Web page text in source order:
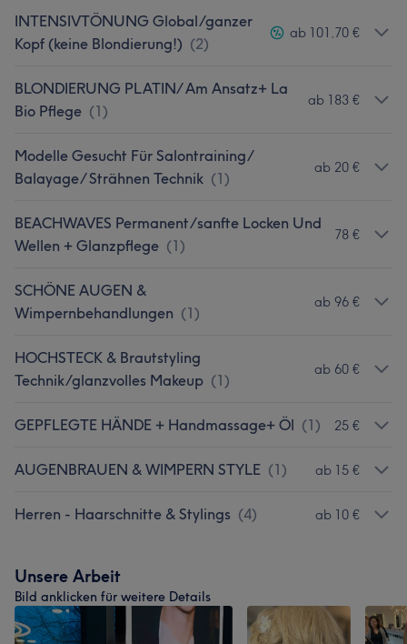
INTENSIVTÖNUNG Global/ganzer
Kopf (keine Blondierung!) (2)
ab 101,70 €
BLONDIERUNG PLATIN/ Am Ansatz+ La
Bio Pflege (1)
ab 183 €
Modelle Gesucht Für Salontraining/
Balayage/ Strähnen Technik (1)
ab 20 €
BEACHWAVES Permanent/sanfte Locken Und
Wellen + Glanzpflege (1)
78 €
SCHÖNE AUGEN &
Wimpernbehandlungen (1)
ab 96 €
HOCHSTECK & Brautstyling
Technik/glanzvolles Makeup (1)
ab 60 €
GEPFLEGTE HÄNDE + Handmassage+ Öl (1) 25 €
AUGENBRAUEN & WIMPERN STYLE (1) ab 15 €
Herren - Haarschnitte & Stylings (4) ab 10 €
Unsere Arbeit
Bild anklicken für weitere Details